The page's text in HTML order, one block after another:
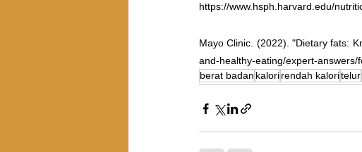
https://www.hsph.harvard.edu/
Mayo Clinic. (2022). "Dietary fats:
and-healthy-eating/expert-
berat badan kalorirendah kaloritelur